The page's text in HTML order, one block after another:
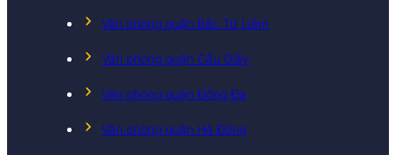
Văn phòng quận Bắc Từ Liêm
Văn phòng quận Cầu Giấy
Văn phòng quận Đống Đa
Văn phòng quận Hà Đông